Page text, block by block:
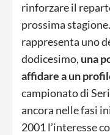
rinforzare il
prossima
rappresenta uno
dodicesimo, una
affidare a un
campionato di
ancora nelle fasi
2001 l’interesse